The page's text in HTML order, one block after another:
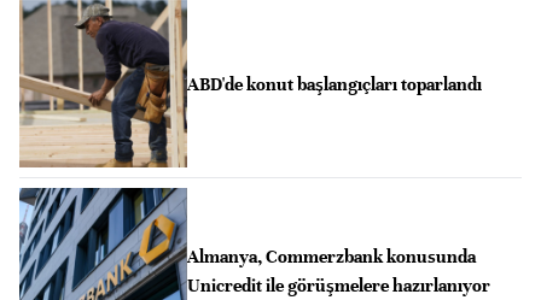
ABD'de konut başlangıçları toparlandı
Almanya, Commerzbank konusunda
Unicredit ile görüşmelere hazırlanıyor